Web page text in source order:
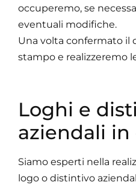
occuperemo, se
eventuali modifiche.
Una volta confermato il
stampo e realizzeremo
Loghi e
aziendali in
Siamo esperti nella
logo o distintivo